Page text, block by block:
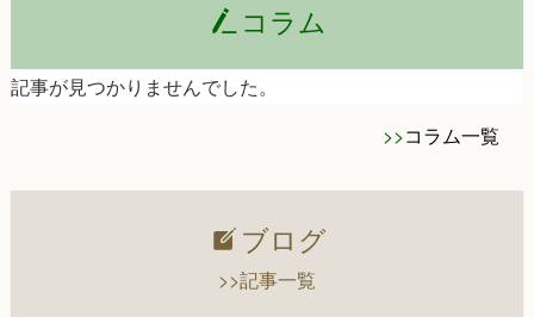
コラム
記事が見つかりませんでした。
>>コラム一覧
ブログ
>>記事一覧